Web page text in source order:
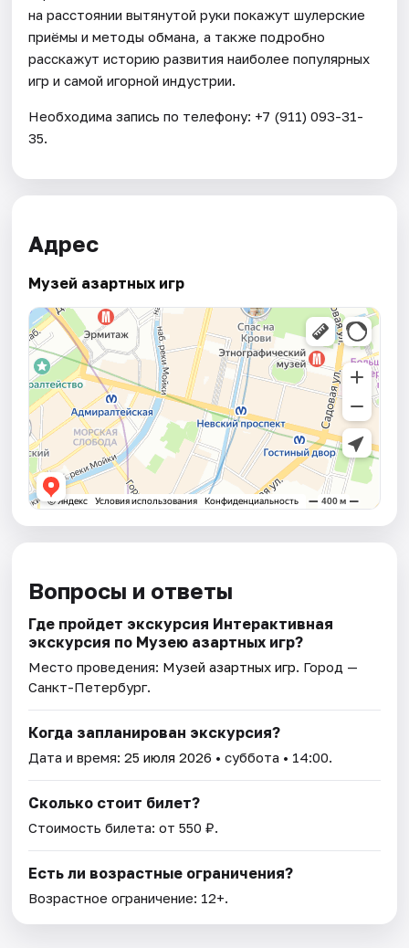
на расстоянии вытянутой руки покажут шулерские
приёмы и методы обмана, а также подробно
расскажут историю развития наиболее популярных
игр и самой игорной индустрии.
Необходима запись по телефону: +7 (911) 093-31-
35.
Адрес
Музей азартных игр
Вопросы и ответы
Где пройдет экскурсия Интерактивная
экскурсия по Музею азартных игр?
Место проведения: Музей азартных игр. Город —
Санкт-Петербург.
Когда запланирован экскурсия?
Дата и время:25 июля 2026 • суббота • 14:00.
Сколько стоит билет?
Стоимость билета: от 550 ₽.
Есть ли возрастные ограничения?
Возрастное ограничение: 12+.